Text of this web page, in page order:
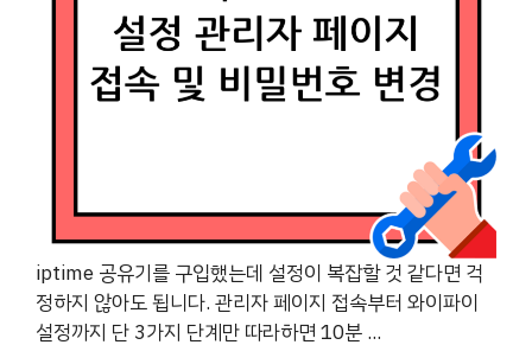
iptime 공유기를 구입했는데 설정이 복잡할 것 같다면 걱
정하지 않아도 됩니다. 관리자 페이지 접속부터 와이파이
설정까지 단 3가지 단계만 따라하면 10분 ...